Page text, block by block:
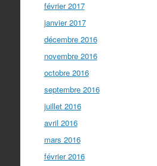
février 2017
janvier 2017
décembre 2016
novembre 2016
octobre 2016
septembre 2016
juillet 2016
avril 2016
mars 2016
février 2016